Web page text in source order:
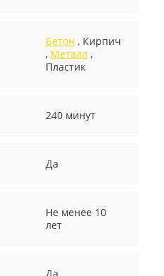
Бетон , Кирпич
, Металл ,
Пластик
240 минут
Да
Не менее 10
лет
Да